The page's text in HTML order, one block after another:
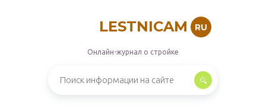
LESTNICAM RU
Онлайн-журнал о стройке